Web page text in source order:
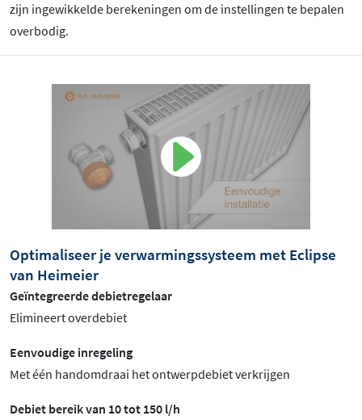
zijn ingewikkelde berekeningen om de instellingen te bepalen
overbodig.
Optimaliseer je verwarmingssysteem met Eclipse
van Heimeier
Geïntegreerde debietregelaar
Elimineert overdebiet
Eenvoudige inregeling
Met één handomdraai het ontwerpdebiet verkrijgen
Debiet bereik van 10 tot 150 l/h